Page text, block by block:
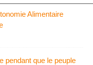
Alimentaire
pendant que le peuple